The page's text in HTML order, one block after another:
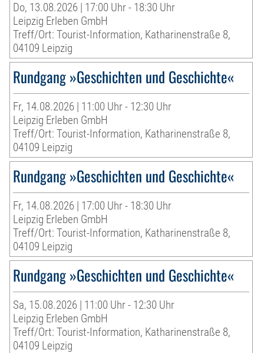
Do, 13.08.2026 | 17:00 Uhr - 18:30 Uhr
Leipzig Erleben GmbH
Treff/Ort: Tourist-Information, Katharinenstraße 8,
04109 Leipzig
Rundgang »Geschichten und Geschichte«
Fr, 14.08.2026 | 11:00 Uhr - 12:30 Uhr
Leipzig Erleben GmbH
Treff/Ort: Tourist-Information, Katharinenstraße 8,
04109 Leipzig
Rundgang »Geschichten und Geschichte«
Fr, 14.08.2026 | 17:00 Uhr - 18:30 Uhr
Leipzig Erleben GmbH
Treff/Ort: Tourist-Information, Katharinenstraße 8,
04109 Leipzig
Rundgang »Geschichten und Geschichte«
Sa, 15.08.2026 | 11:00 Uhr - 12:30 Uhr
Leipzig Erleben GmbH
Treff/Ort: Tourist-Information, Katharinenstraße 8,
04109 Leipzig